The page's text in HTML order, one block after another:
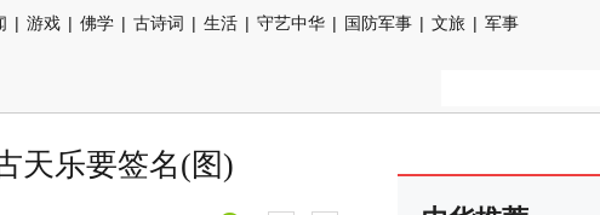
| 游戏 | 佛学 | 古诗词 | 生活 | 守艺中华 | 国防军事 | 文旅 | 军事
天乐要签名(图)